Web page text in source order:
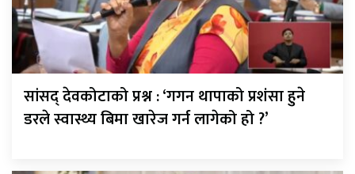
सांसद् देवकोटाको प्रश्न : ‘गगन थापाको प्रशंसा हुने
डरले स्वास्थ्य बिमा खारेज गर्न लागेको हो ?’